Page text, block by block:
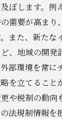
却のために知
ーズと供給の
左右する地域の
の購入者の動
けるポジショ
じたプロモー
ぼします。例
需要が高まり
また、新たな
、地域の開発
部環境を常に
を立てること
や税制の動向
法規制情報を